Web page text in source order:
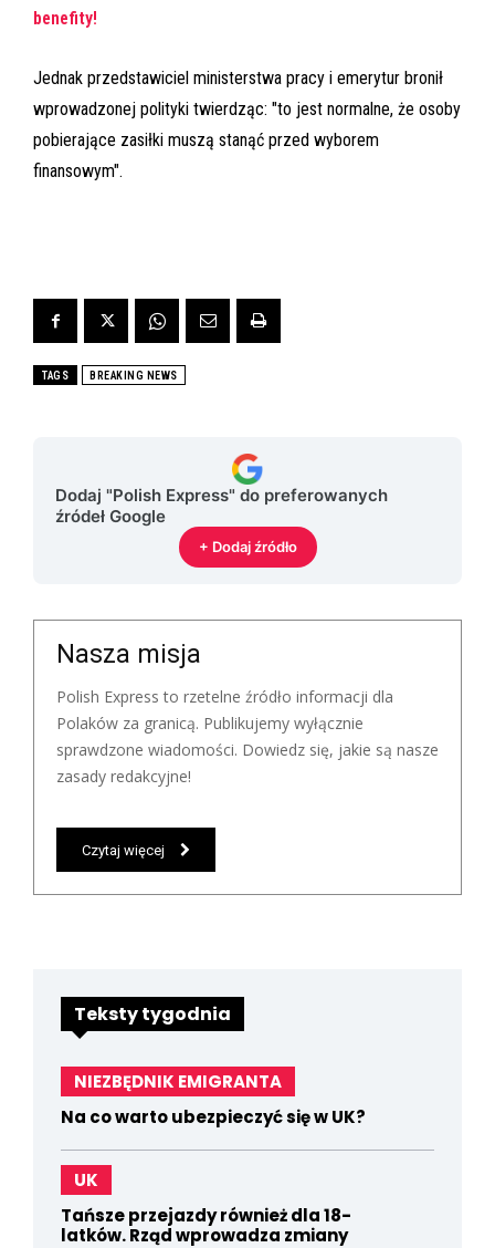
benefity!
Jednak przedstawiciel ministerstwa pracy i emerytur bronił
wprowadzonej polityki twierdząc: "to jest normalne, że osoby
pobierające zasiłki muszą stanąć przed wyborem
finansowym".
TAGS BREAKING NEWS
Dodaj "Polish Express" do preferowanych
źródeł Google
+ Dodaj źródło
Nasza misja
Polish Express to rzetelne źródło informacji dla
Polaków za granicą. Publikujemy wyłącznie
sprawdzone wiadomości. Dowiedz się, jakie są nasze
zasady redakcyjne!
Czytaj więcej
Teksty tygodnia
NIEZBĘDNIK EMIGRANTA
Na co warto ubezpieczyć się w UK?
UK
Tańsze przejazdy również dla 18-
latków. Rząd wprowadza zmiany